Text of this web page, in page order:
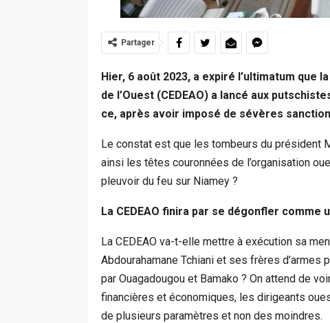
Partager
Hier, 6 août 2023, a expiré l’ultimatum que
de l’Ouest (CEDEAO) a lancé aux
ce, après avoir imposé de sévères
Le constat est que les tombeurs du président
ainsi les têtes couronnées de l’organisation
pleuvoir du feu sur Niamey ?
La CEDEAO finira par se dégonfler comme
La CEDEAO va-t-elle mettre à exécution sa
Abdourahamane Tchiani et ses frères
par Ouagadougou et Bamako ? On attend de
financières et économiques, les dirigeants
de plusieurs paramètres et non des moindres.